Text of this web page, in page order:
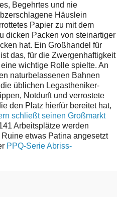
Begehrtes und nie
Häuslein
Papier zu mit dem
dicken Packen von steinartiger
hat. Ein Großhandel für
das, für die Zwergenhaftigkeit
wichtige Rolle spielte. An
naturbelassenen Bahnen
üblichen Legastheniker-
Notdurft und verrostete
den Platz hierfür bereitet hat,
schließt seinen Großmarkt
Arbeitsplätze werden
etwas Patina angesetzt
PPQ-Serie Abriss-